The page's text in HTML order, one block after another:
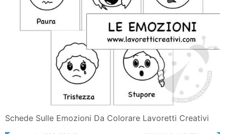
Schede Sulle Emozioni Da Colorare Lavoretti Creativi